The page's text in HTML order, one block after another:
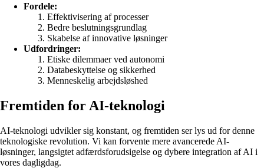
Fordele:
Effektivisering af processer
Bedre beslutningsgrundlag
Skabelse af innovative løsninger
Udfordringer:
Etiske dilemmaer ved autonomi
Databeskyttelse og sikkerhed
Menneskelig arbejdsløshed
Fremtiden for AI-teknologi
AI-teknologi udvikler sig konstant, og fremtiden ser lys ud for denne
teknologiske revolution. Vi kan forvente mere avancerede AI-
løsninger, langsigtet adfærdsforudsigelse og dybere integration af AI i
vores dagligdag.